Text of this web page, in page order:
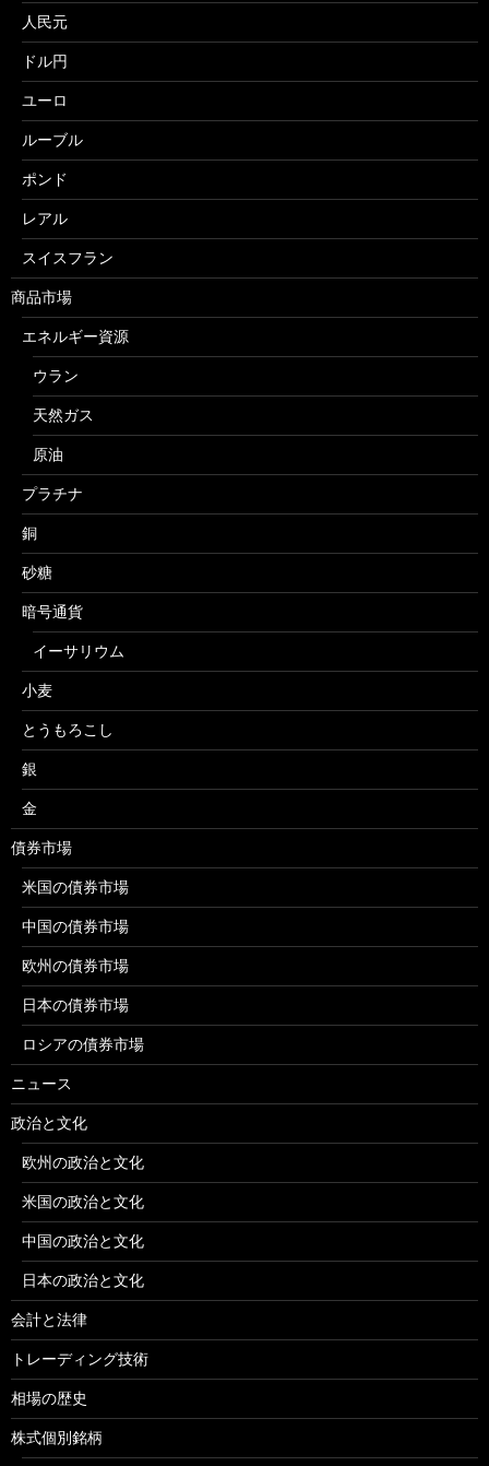
人民元
ドル円
ユーロ
ルーブル
ポンド
レアル
スイスフラン
商品市場
エネルギー資源
ウラン
天然ガス
原油
プラチナ
銅
砂糖
暗号通貨
イーサリウム
小麦
とうもろこし
銀
金
債券市場
米国の債券市場
中国の債券市場
欧州の債券市場
日本の債券市場
ロシアの債券市場
ニュース
政治と文化
欧州の政治と文化
米国の政治と文化
中国の政治と文化
日本の政治と文化
会計と法律
トレーディング技術
相場の歴史
株式個別銘柄